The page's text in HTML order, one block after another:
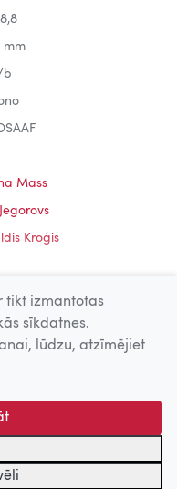
mm
b
Mass
Kroģis
Uz augšu
informācijas sistēmu
tikt izmantotas
sīkdatnes.
lūdzu, atzīmējiet